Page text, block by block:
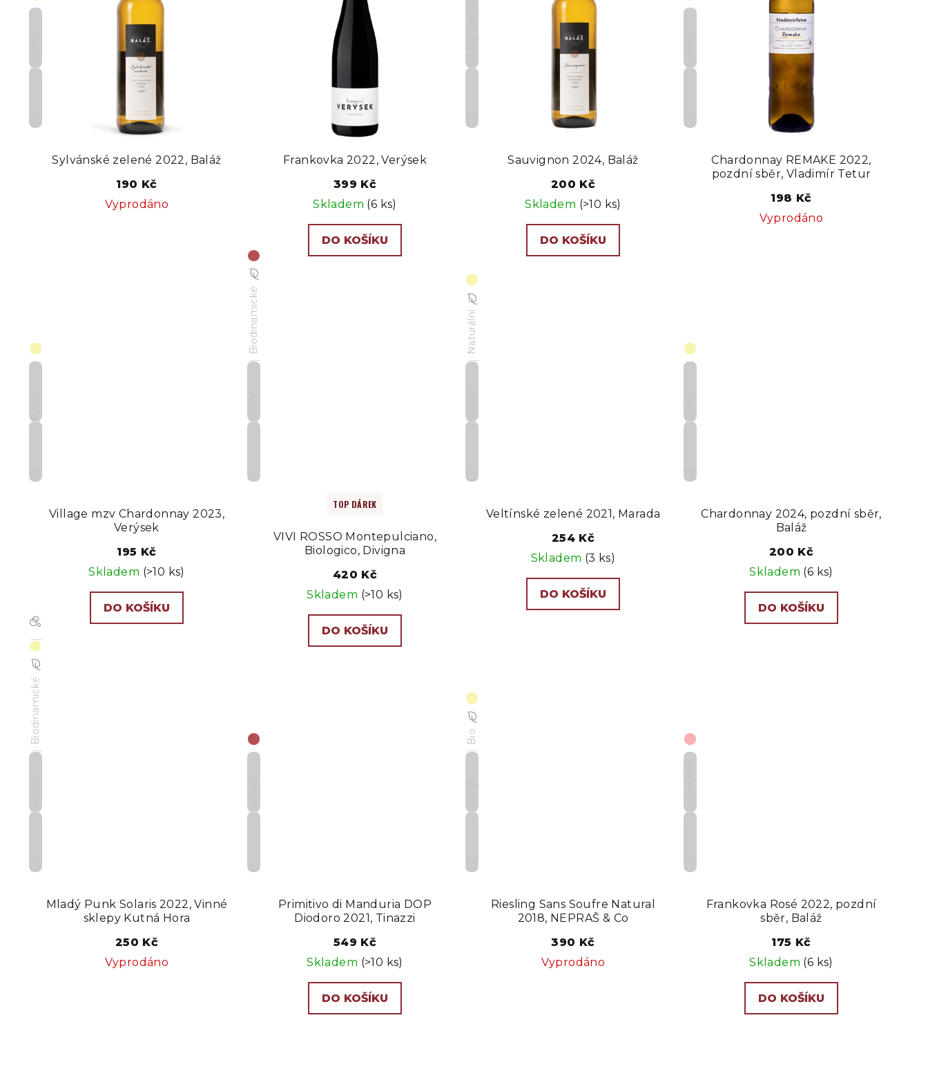
CZ
Sylvánské zelené 2022, Baláž
190 Kč
Vyprodáno
Frankovka 2022, Verýsek
399 Kč
Skladem (6 ks)
DO KOŠÍKU
CZ
Sauvignon 2024, Baláž
200 Kč
Skladem (>10 ks)
DO KOŠÍKU
CZ
Chardonnay REMAKE 2022,
pozdní sběr, Vladimír Tetur
198 Kč
Vyprodáno
CZ
Village mzv Chardonnay 2023,
Verýsek
195 Kč
Skladem (>10 ks)
DO KOŠÍKU
Biodinamické
IT
TOP DÁREK
VIVI ROSSO Montepulciano,
Biologico, Divigna
420 Kč
Skladem (>10 ks)
DO KOŠÍKU
Naturální
CZ
Veltínské zelené 2021, Marada
254 Kč
Skladem (3 ks)
DO KOŠÍKU
CZ
Chardonnay 2024, pozdní sběr,
Baláž
200 Kč
Skladem (6 ks)
DO KOŠÍKU
Biodinamické
CZ
Mladý Punk Solaris 2022, Vinné
sklepy Kutná Hora
250 Kč
Vyprodáno
IT
Primitivo di Manduria DOP
Diodoro 2021, Tinazzi
549 Kč
Skladem (>10 ks)
DO KOŠÍKU
Bio
CZ
Riesling Sans Soufre Natural
2018, NEPRAŠ & Co
390 Kč
Vyprodáno
CZ
Frankovka Rosé 2022, pozdní
sběr, Baláž
175 Kč
Skladem (6 ks)
DO KOŠÍKU